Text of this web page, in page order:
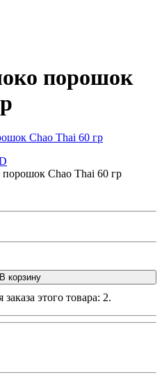
порошок
порошок Chao Thai 60 гр
В корзину
этого товара: 2.